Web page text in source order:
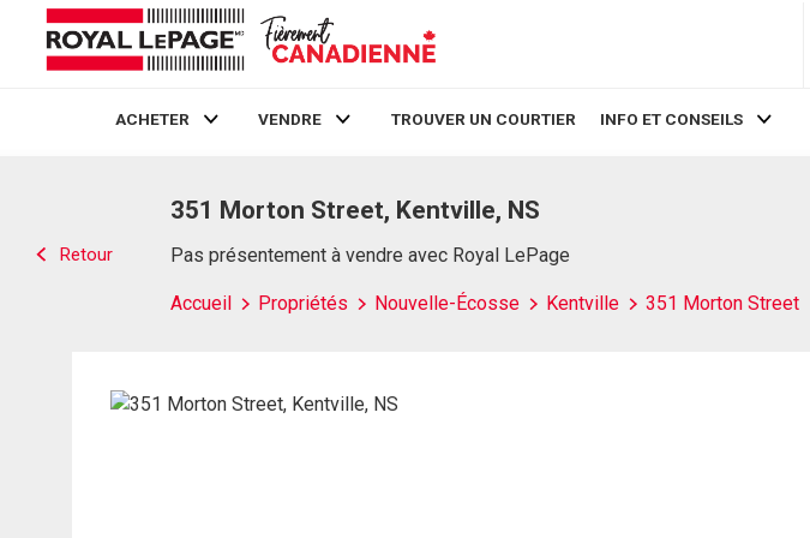
ACHETER VENDRE TROUVER UN COURTIER INFO ET CONSEILS
Retour
351 Morton Street, Kentville, NS
Pas présentement à vendre avec Royal LePage
Accueil Propriétés Nouvelle-Écosse Kentville 351 Morton Street